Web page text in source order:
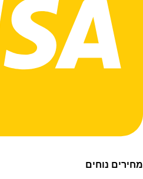
נוחים